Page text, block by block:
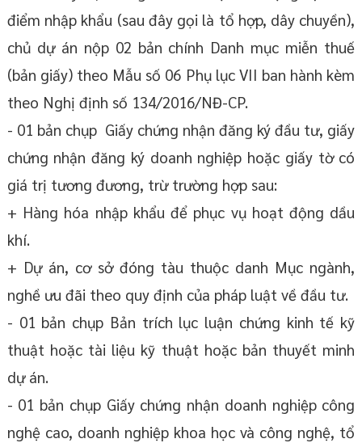
điểm nhập khẩu (sau đây gọi là tổ hợp, dây chuyền),
chủ dự án nộp 02 bản chính Danh mục miễn thuế
(bản giấy) theo Mẫu số 06 Phụ lục VII ban hành kèm
theo Nghị định số 134/2016/NĐ-CP.
- 01 bản chụp Giấy chứng nhận đăng ký đầu tư, giấy
chứng nhận đăng ký doanh nghiệp hoặc giấy tờ có
giá trị tương đương, trừ trường hợp sau:
+ Hàng hóa nhập khẩu để phục vụ hoạt động dầu
khí.
+ Dự án, cơ sở đóng tàu thuộc danh Mục ngành,
nghề ưu đãi theo quy định của pháp luật về đầu tư.
- 01 bản chụp Bản trích lục luận chứng kinh tế kỹ
thuật hoặc tài liệu kỹ thuật hoặc bản thuyết minh
dự án.
- 01 bản chụp Giấy chứng nhận doanh nghiệp công
nghệ cao, doanh nghiệp khoa học và công nghệ, tổ